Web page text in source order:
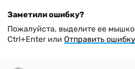
Заметили ошибку?
Пожалуйста, выделите ее
Ctrl+Enter или Отправить ошибку